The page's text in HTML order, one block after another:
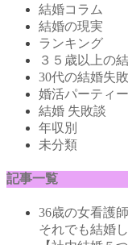
結婚コラム
結婚の現実
ランキング
３５歳以上の
30代の結婚失
婚活パーティ
結婚 失敗談
年収別
未分類
記事一覧
36歳の女看護
それでも結婚